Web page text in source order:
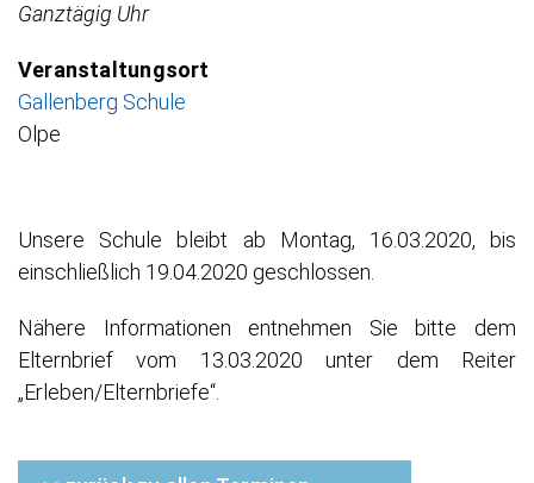
Ganztägig Uhr
Veranstaltungsort
Gallenberg Schule
Olpe
Unsere Schule bleibt ab Montag, 16.03.2020, bis
einschließlich 19.04.2020 geschlossen.
Nähere Informationen entnehmen Sie bitte dem
Elternbrief vom 13.03.2020 unter dem Reiter
„Erleben/Elternbriefe“.